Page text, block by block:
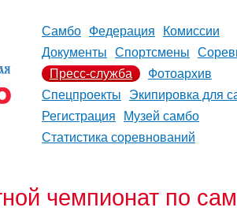
Самбо Федерация
Комиссии
Документы
Спортсмены
Пресс-служба
Фотоархив
Спецпроекты
Экипировка для
Регистрация
Музей самбо
Статистика соревнований
чемпионат по